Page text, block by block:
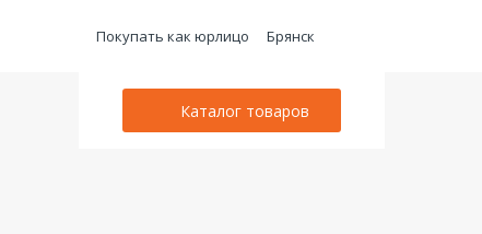
Покупать как юрлицо Брянск
Каталог товаров